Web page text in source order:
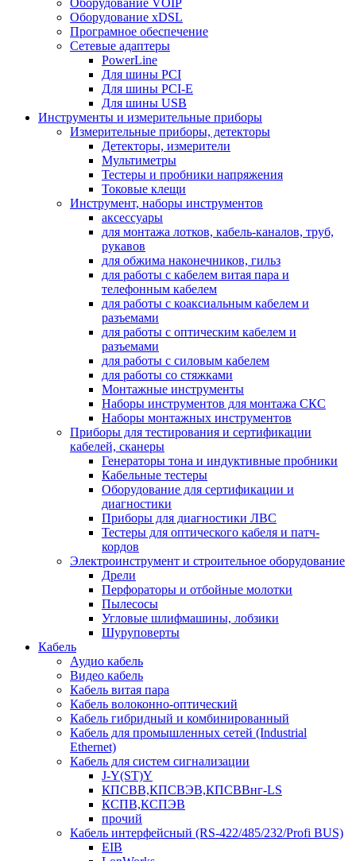
Оборудование xDSL
Програмное обеспечение
Сетевые адаптеры
PowerLine
Для шины PCI
Для шины PCI-E
Для шины USB
Инструменты и измерительные приборы
Измерительные приборы, детекторы
Детекторы, измерители
Мультиметры
Тестеры и пробники напряжения
Токовые клещи
Инструмент, наборы инструментов
аксессуары
для монтажа лотков, кабель-каналов, труб,
рукавов
для обжима наконечников, гильз
для работы с кабелем витая пара и
телефонным кабелем
для работы с коаксиальным кабелем и
разъемами
для работы с оптическим кабелем и
разъемами
для работы с силовым кабелем
для работы со стяжками
Монтажные инструменты
Наборы инструментов для монтажа СКС
Наборы монтажных инструментов
Приборы для тестирования и сертификации
кабелей, сканеры
Генераторы тона и индуктивные пробники
Кабельные тестеры
Оборудование для сертификации и
диагностики
Приборы для диагностики ЛВС
Тестеры для оптического кабеля и патч-
кордов
Электроинструмент и строительное оборудование
Дрели
Перфораторы и отбойные молотки
Пылесосы
Угловые шлифмашины, лобзики
Шуруповерты
Кабель
Аудио кабель
Видео кабель
Кабель витая пара
Кабель волоконно-оптический
Кабель гибридный и комбинированный
Кабель для промышленных сетей (Industrial
Ethernet)
Кабель для систем сигнализации
J-Y(ST)Y
КПСВВ,КПСВЭВ,КПСВВнг-LS
КСПВ,КСПЭВ
прочий
Кабель интерфейсный (RS-422/485/232/Profi BUS)
EIB